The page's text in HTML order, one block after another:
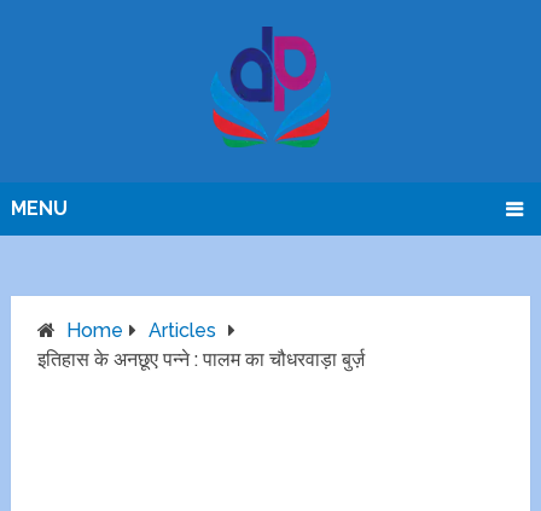
MENU
Home
Articles
इतिहास के अनछूए पन्ने : पालम का चौधरवाड़ा बुर्ज़